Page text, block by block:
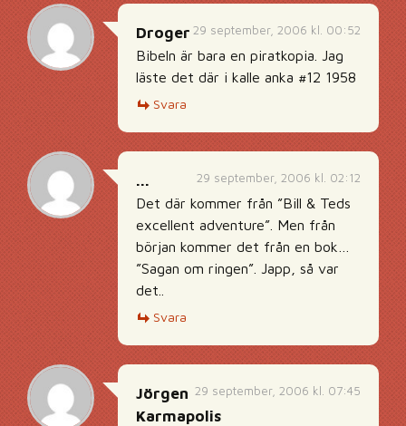
29 september, 2006 kl. 00:52
Droger
Bibeln är bara en piratkopia. Jag
läste det där i kalle anka #12 1958
Svara
29 september, 2006 kl. 02:12
...
Det där kommer från ”Bill & Teds
excellent adventure”. Men från
början kommer det från en bok…
”Sagan om ringen”. Japp, så var
det..
Svara
29 september, 2006 kl. 07:45
Jörgen
Karmapolis